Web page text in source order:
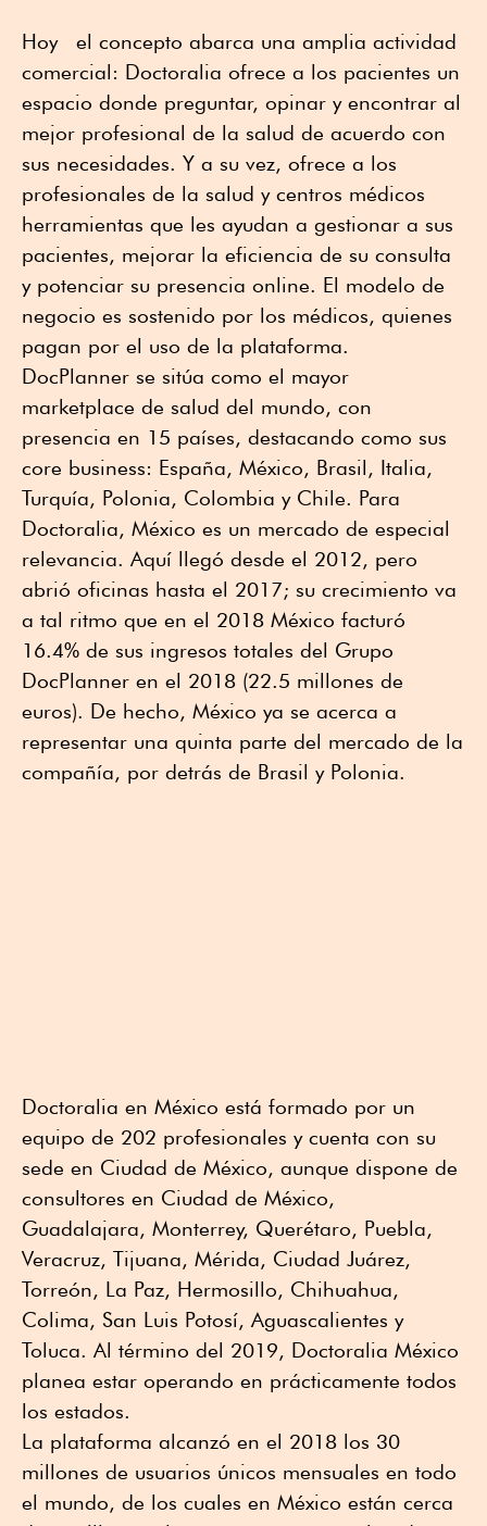
Hoy el concepto abarca una amplia actividad
comercial: Doctoralia ofrece a los pacientes un
espacio donde preguntar, opinar y encontrar al
mejor profesional de la salud de acuerdo con
sus necesidades. Y a su vez, ofrece a los
profesionales de la salud y centros médicos
herramientas que les ayudan a gestionar a sus
pacientes, mejorar la eficiencia de su consulta
y potenciar su presencia online. El modelo de
negocio es sostenido por los médicos, quienes
pagan por el uso de la plataforma.
DocPlanner se sitúa como el mayor
marketplace de salud del mundo, con
presencia en 15 países, destacando como sus
core business: España, México, Brasil, Italia,
Turquía, Polonia, Colombia y Chile. Para
Doctoralia, México es un mercado de especial
relevancia. Aquí llegó desde el 2012, pero
abrió oficinas hasta el 2017; su crecimiento va
a tal ritmo que en el 2018 México facturó
16.4% de sus ingresos totales del Grupo
DocPlanner en el 2018 (22.5 millones de
euros). De hecho, México ya se acerca a
representar una quinta parte del mercado de la
compañía, por detrás de Brasil y Polonia.
Doctoralia en México está formado por un
equipo de 202 profesionales y cuenta con su
sede en Ciudad de México, aunque dispone de
consultores en Ciudad de México,
Guadalajara, Monterrey, Querétaro, Puebla,
Veracruz, Tijuana, Mérida, Ciudad Juárez,
Torreón, La Paz, Hermosillo, Chihuahua,
Colima, San Luis Potosí, Aguascalientes y
Toluca. Al término del 2019, Doctoralia México
planea estar operando en prácticamente todos
los estados.
La plataforma alcanzó en el 2018 los 30
millones de usuarios únicos mensuales en todo
el mundo, de los cuales en México están cerca